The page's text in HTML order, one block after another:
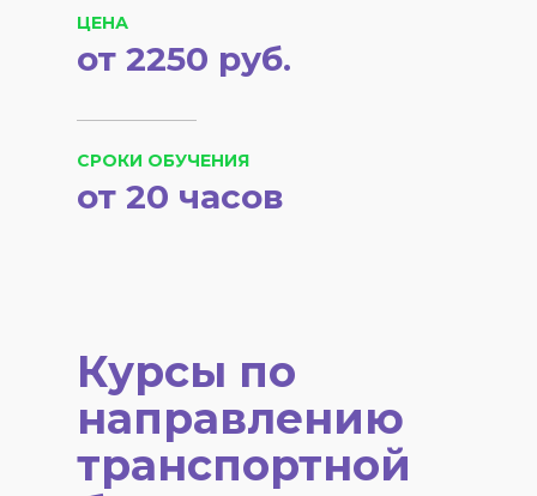
СРОКИ ОБУЧЕНИЯ
ЦЕНА
от 20 часов
от 2250 руб.
Курсы по
направлению
транспортной